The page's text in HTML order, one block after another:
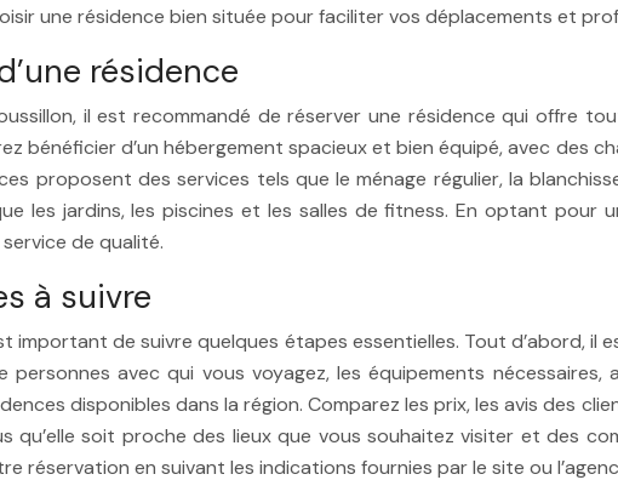
une résidence bien située pour faciliter vos déplacements et
résidence
il est recommandé de réserver une résidence qui offre
bénéficier d’un hébergement spacieux et bien équipé, avec des
proposent des services tels que le ménage régulier, la
les jardins, les piscines et les salles de fitness. En optant pour
de qualité.
à suivre
important de suivre quelques étapes essentielles. Tout d’abord, il
avec qui vous voyagez, les équipements nécessaires,
disponibles dans la région. Comparez les prix, les avis des
soit proche des lieux que vous souhaitez visiter et des
réservation en suivant les indications fournies par le site ou